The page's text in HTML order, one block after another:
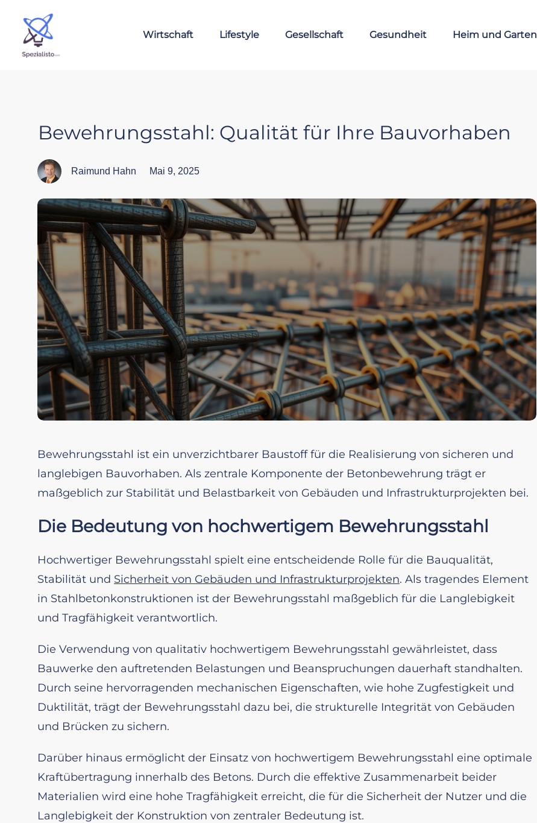
Wirtschaft Lifestyle Gesellschaft Gesundheit Heim und Garten
Bewehrungsstahl: Qualität für Ihre Bauvorhaben
Raimund Hahn Mai 9, 2025
Bewehrungsstahl ist ein unverzichtbarer Baustoff für die Realisierung von sicheren und
langlebigen Bauvorhaben. Als zentrale Komponente der Betonbewehrung trägt er
maßgeblich zur Stabilität und Belastbarkeit von Gebäuden und Infrastrukturprojekten bei.
Die Bedeutung von hochwertigem Bewehrungsstahl
Hochwertiger Bewehrungsstahl spielt eine entscheidende Rolle für die Bauqualität,
Stabilität und Sicherheit von Gebäuden und Infrastrukturprojekten. Als tragendes Element
in Stahlbetonkonstruktionen ist der Bewehrungsstahl maßgeblich für die Langlebigkeit
und Tragfähigkeit verantwortlich.
Die Verwendung von qualitativ hochwertigem Bewehrungsstahl gewährleistet, dass
Bauwerke den auftretenden Belastungen und Beanspruchungen dauerhaft standhalten.
Durch seine hervorragenden mechanischen Eigenschaften, wie hohe Zugfestigkeit und
Duktilität, trägt der Bewehrungsstahl dazu bei, die strukturelle Integrität von Gebäuden
und Brücken zu sichern.
Darüber hinaus ermöglicht der Einsatz von hochwertigem Bewehrungsstahl eine optimale
Kraftübertragung innerhalb des Betons. Durch die effektive Zusammenarbeit beider
Materialien wird eine hohe Tragfähigkeit erreicht, die für die Sicherheit der Nutzer und die
Langlebigkeit der Konstruktion von zentraler Bedeutung ist.